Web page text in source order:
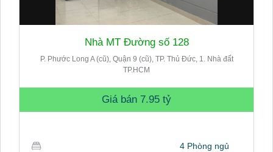
Nhà MT Đường số 128
P. Phước Long A (cũ), Quận 9 (cũ), TP. Thủ Đức, 1. Nhà đất
TP.HCM
Giá bán 7.95 tỷ
4 Phòng ngủ